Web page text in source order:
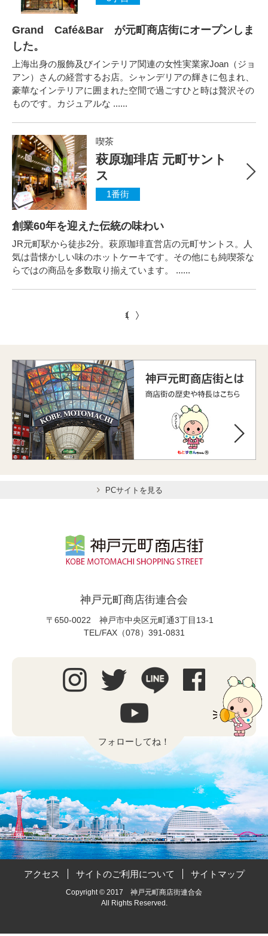
Grand Café&Bar が元町商店街にオープンしま
した。
上海出身の服飾及びインテリア関連の女性実業家Joan（ジョ
アン）さんの経営するお店。シャンデリアの輝きに包まれ、
豪華なインテリアに囲まれた空間で過ごすひと時は贅沢その
ものです。カジュアルな ......
喫茶
萩原珈琲店 元町サント
ス
1番街
創業60年を迎えた伝統の味わい
JR元町駅から徒歩2分。萩原珈琲直営店の元町サントス。人
気は昔懐かしい味のホットケーキです。その他にも純喫茶な
らではの商品を多数取り揃えています。 ......
1
PCサイトを見る
神戸元町商店街連合会
〒650-0022 神戸市中央区元町通3丁目13-1
TEL/FAX（078）391-0831
フォローしてね！
アクセス サイトのご利用について サイトマップ
Copyright © 2017 神戸元町商店街連合会
All Rights Reserved.